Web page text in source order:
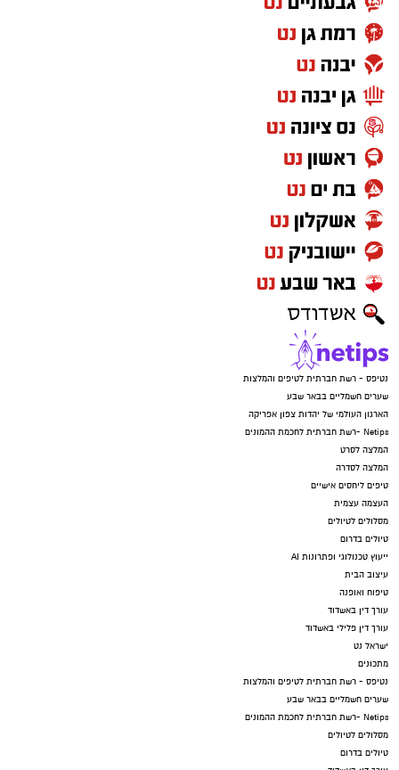
נטיפס - רשת חברתית לטיפים והמלצות
שערים חשמליים בבאר שבע
הארגון העולמי של יהדות צפון אפריקה
Netips -רשת חברתית לחכמת ההמונים
המלצה לסרט
המלצה לסדרה
טיפים ליחסים אישיים
העצמה עצמית
מסלולים לטיולים
טיולים בדרום
ייעוץ טכנולוגי ופתרונות AI
עיצוב הבית
טיפוח ואופנה
עורך דין באשדוד
עורך דין פלילי באשדוד
ישראל נט
מתכונים
נטיפס - רשת חברתית לטיפים והמלצות
שערים חשמליים בבאר שבע
Netips -רשת חברתית לחכמת ההמונים
מסלולים לטיולים
טיולים בדרום